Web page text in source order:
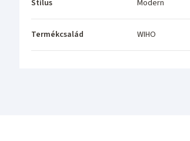
Stílus Modern
Termékcsalád WIHO